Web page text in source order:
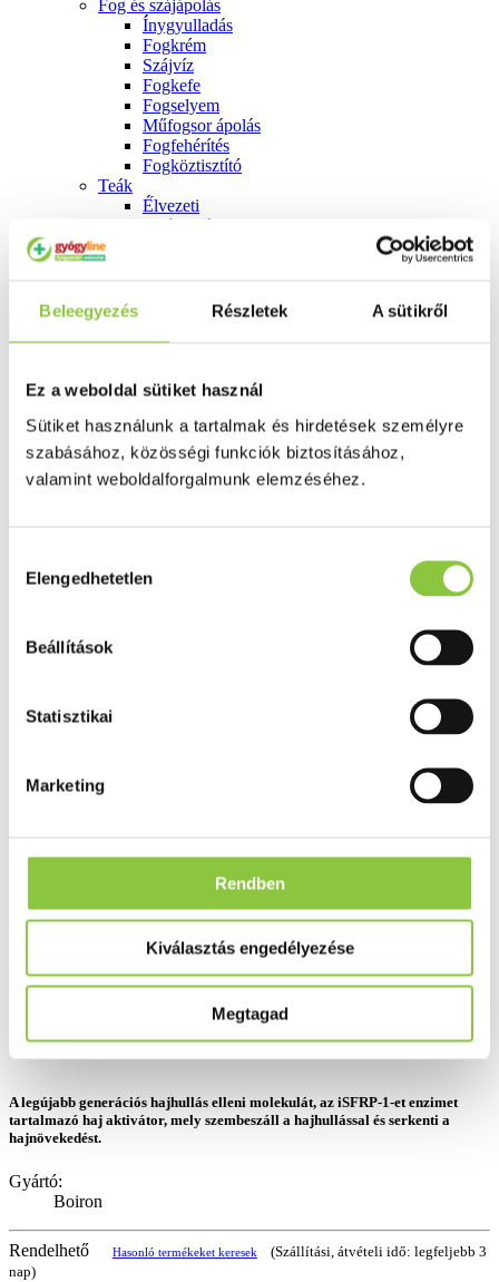
Beleegyezés Részletek A sütikről
Ez a weboldal sütiket használ
Sütiket használunk a tartalmak és hirdetések személyre
szabásához, közösségi funkciók biztosításához,
valamint weboldalforgalmunk elemzéséhez.
kiválasztása
Elengedhetetlen
Beállítások
Statisztikai
Marketing
Rendben
Kiválasztás engedélyezése
Megtagad
Fog és szájápolás
Í́nygyulladás
Fogkrém
Szájvíz
Fogkefe
Fogselyem
Műfogsor ápolás
Fogfehérítés
Fogköztisztító
Teák
É́lvezeti
Gyógyteák
Könyvek
Egészség ajándékba
Főoldal
Haj
Bioscalin ISFRP-1 haj aktivátor, 10 ml
Bioscalin ISFRP-1 haj
A legújabb generációs hajhullás elleni molekulát, az iSFRP-1-et enzimet
tartalmazó haj aktivátor, mely szembeszáll a hajhullással és serkenti a
hajnövekedést.
Gyártó:
Boiron
Rendelhető Hasonló termékeket keresek
(Szállítási, átvételi idő: legfeljebb 3
nap)